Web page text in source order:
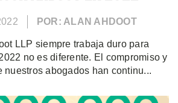
POR: ALAN AHDOOT
LLP siempre trabaja duro para
no es diferente. El compromiso y
nuestros abogados han continu...